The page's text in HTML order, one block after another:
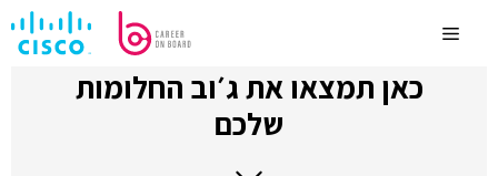
לתוכןMenu
כאן תמצאו את ג׳וב החלומות
שלכם